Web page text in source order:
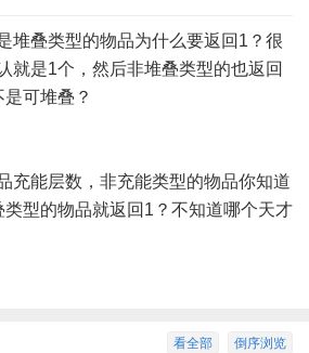
堆叠类型的物品为什么要返回1？很
就是1个，然后非堆叠类型的也返回
可堆叠？
充能层数，非充能类型的物品你知道
型的物品就返回1？不知道哪个天才
倒序浏览
看全部